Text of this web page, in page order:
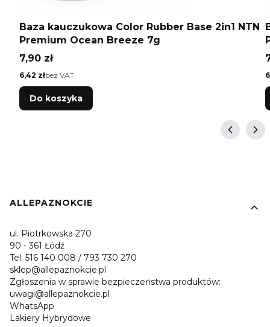
Baza kauczukowa Color Rubber Base 2in1 NTN
Premium Ocean Breeze 7g
Cena
7,90 zł
Cena
6,42 złbez VAT
Do koszyka
Linki w stopce
ALLEPAZNOKCIE
ul. Piotrkowska 270
90 - 361 Łódź
Tel. 516 140 008 / 793 730 270
sklep@allepaznokcie.pl
Zgłoszenia w sprawie bezpieczeństwa produktów:
uwagi@allepaznokcie.pl
WhatsApp
Lakiery Hybrydowe